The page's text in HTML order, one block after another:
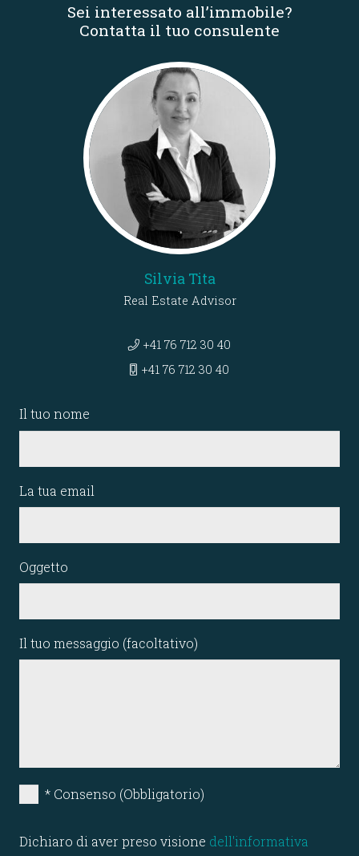
Sei interessato all’immobile?
Contatta il tuo consulente
Silvia Tita
Real Estate Advisor
+41 76 712 30 40
+41 76 712 30 40
Il tuo nome
La tua email
Oggetto
Il tuo messaggio (facoltativo)
* Consenso (Obbligatorio)
Dichiaro di aver preso visione dell'informativa